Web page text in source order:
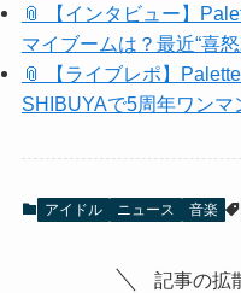
📎 【インタビュー】
マイブームは？最近“喜
📎 【ライブレポ】
SHIBUYAで5周年ワン
アイドル ニュース 音楽
記事の拡